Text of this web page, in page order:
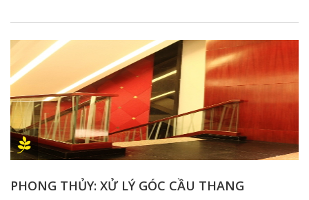
PHONG THỦY: XỬ LÝ GÓC CẦU THANG